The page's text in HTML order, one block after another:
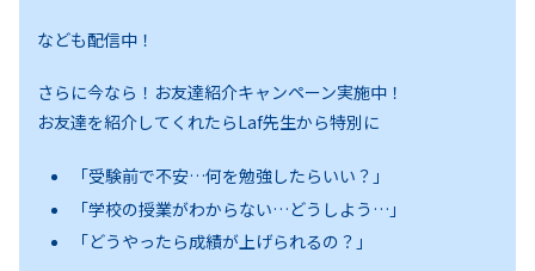
なども配信中！
さらに今なら！お友達紹介キャンペーン実施中！
お友達を紹介してくれたらLaf先生から特別に
「受験前で不安…何を勉強したらいい？」
「学校の授業がわからない…どうしよう…」
「どうやったら成績が上げられるの？」